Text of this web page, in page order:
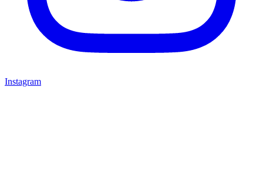
Instagram